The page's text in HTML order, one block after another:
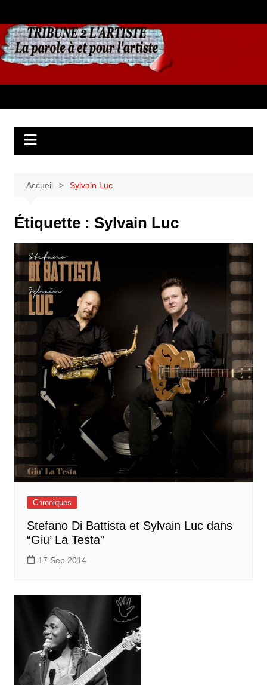
au
contenu
Accueil Sylvain Luc
Étiquette : Sylvain Luc
Chroniques
Stefano Di Battista et Sylvain Luc dans
“Giu’ La Testa”
17 Sep 2014